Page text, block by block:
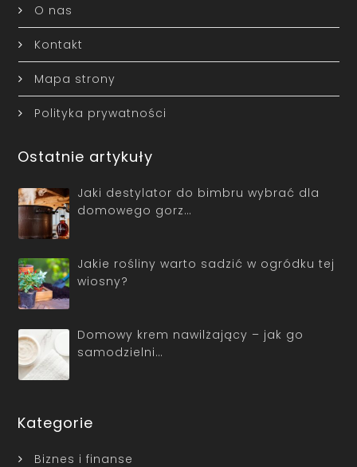
O nas
Kontakt
Mapa strony
Polityka prywatności
Ostatnie artykuły
Jaki destylator do bimbru wybrać dla
domowego gorz…
Jakie rośliny warto sadzić w ogródku tej
wiosny?
Domowy krem nawilżający – jak go
samodzielni…
Kategorie
Biznes i finanse